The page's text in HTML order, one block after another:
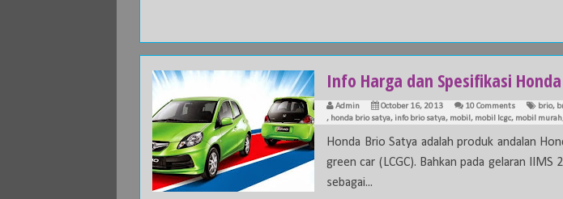
Info Harga dan Spesifikasi
Admin October 16, 2013 10 Comments brio,
, honda brio satya, info brio satya, mobil , mobil lcgc, mobil murah
Honda Brio Satya adalah produk andalan
green car (LCGC). Bahkan pada gelaran IIMS
sebagai...